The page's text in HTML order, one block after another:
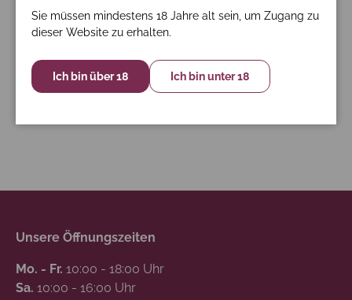
Beschreibung Spezifikation Nährwerte
Sie müssen mindestens 18 Jahre alt sein, um Zugang zu
dieser Website zu erhalten.
Ich bin über 18 Ich bin unter 18
Unsere Öffnungszeiten
Mo. - Fr. 10:00 - 18:00 Uhr
Sa. 10:00 - 16:00 Uhr